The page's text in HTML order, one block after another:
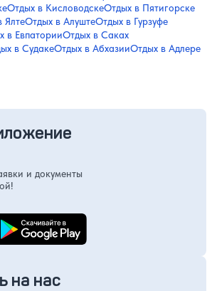
Отдых в КисловодскеОтдых в Пятигорске
ЯлтеОтдых в АлуштеОтдых в Гурзуфе
в ЕвпаторииОтдых в Саках
в СудакеОтдых в АбхазииОтдых в Адлере
и документы
на нас